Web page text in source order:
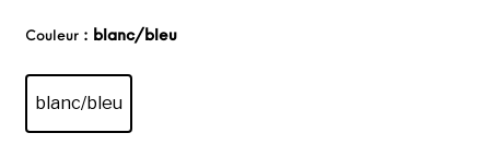
sur
notati
client
Couleur : blanc/bleu
blanc/bleu